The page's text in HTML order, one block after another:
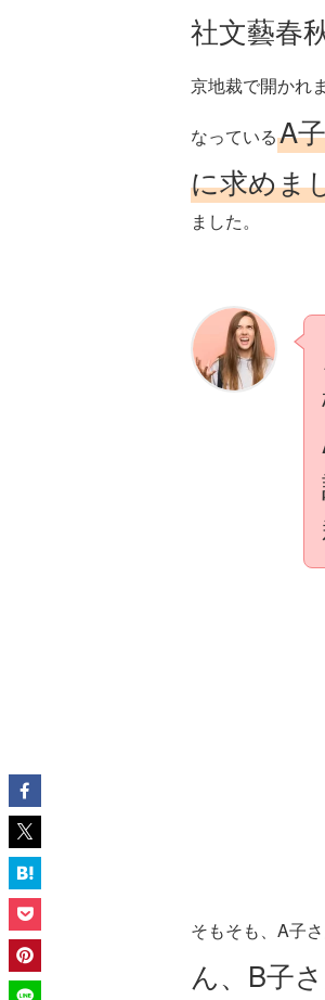
社文藝春
京地裁で開かれ
なっているA
に求めま
ました。
そもそも、A子
ん、B子